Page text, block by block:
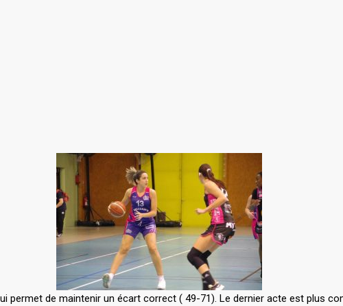
permet de maintenir un écart correct ( 49-71). Le dernier acte est plus